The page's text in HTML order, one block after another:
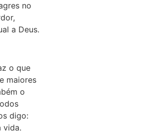
no
a Deus.
o que
maio­res
o
digo:
vida.